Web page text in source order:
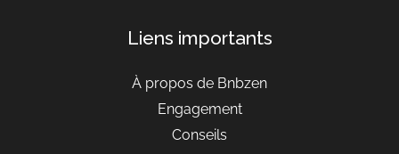
Liens importants
À propos de Bnbzen
Engagement
Conseils